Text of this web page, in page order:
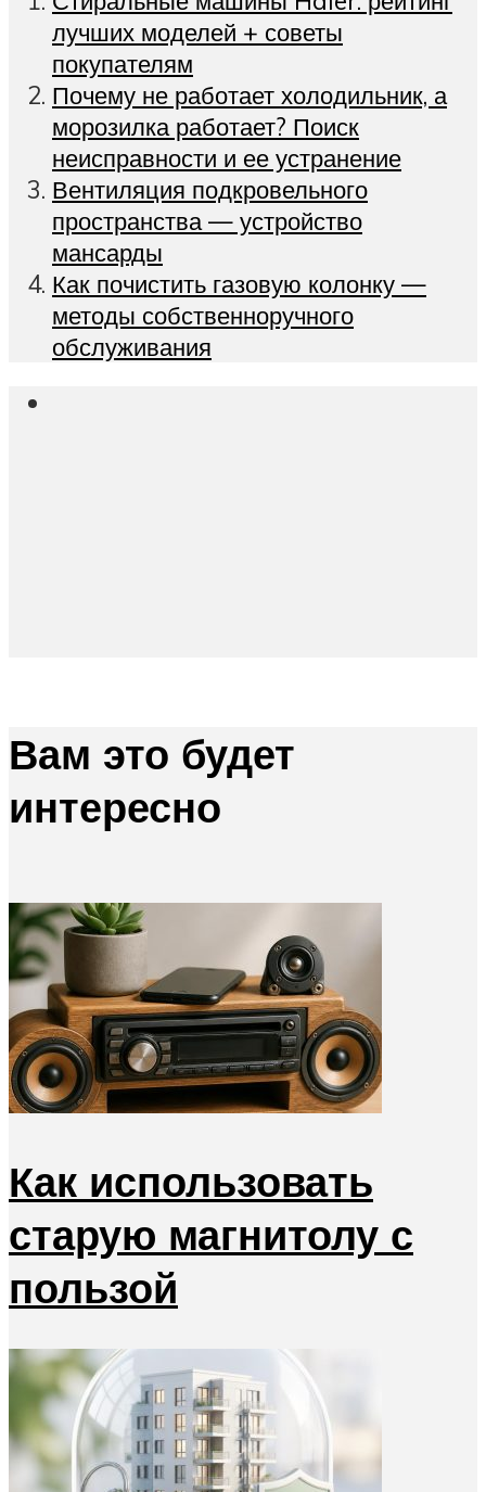
лучших моделей + советы
покупателям
Почему не работает холодильник, а
морозилка работает? Поиск
неисправности и ее устранение
Вентиляция подкровельного
пространства — устройство
мансарды
Как почистить газовую колонку —
методы собственноручного
обслуживания
Вам это будет
интересно
Как использовать
старую магнитолу с
пользой